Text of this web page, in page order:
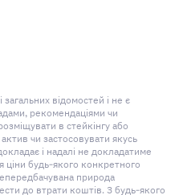
відомостей і не є
рекомендаціями чи
в стейкінгу або
чи застосовувати якусь
і надалі не докладатиме
будь-якого конкретного
природа
до втрати коштів. З будь-якого